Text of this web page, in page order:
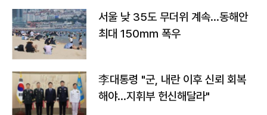
서울 낮 35도 무더위 계속…동해안
최대 150㎜ 폭우
李대통령 "군, 내란 이후 신뢰 회복
해야…지휘부 헌신해달라"